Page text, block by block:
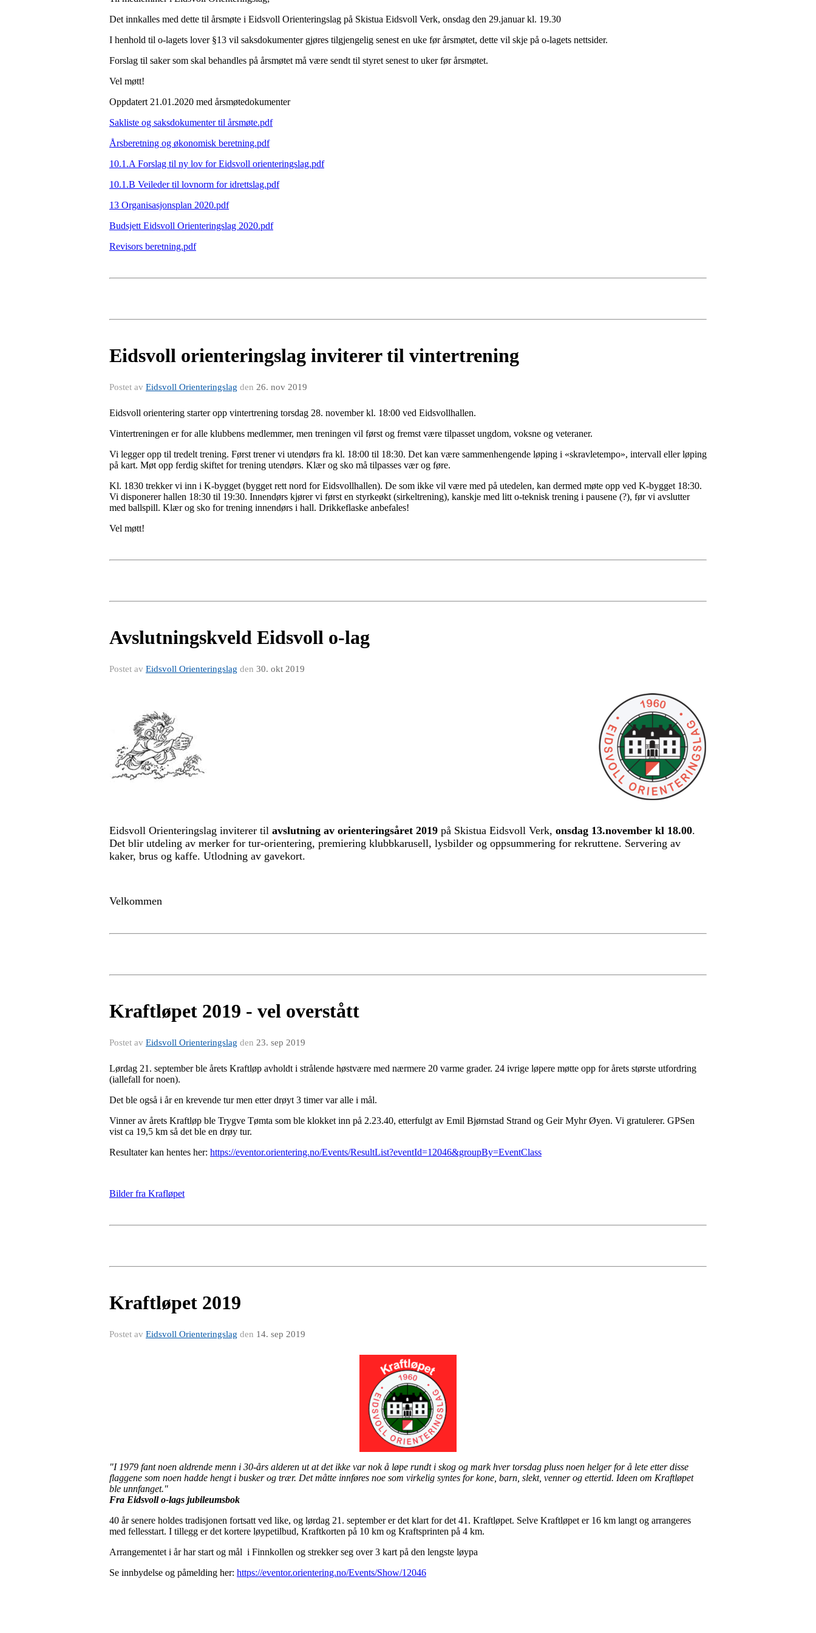
Det innkalles med dette til årsmøte i Eidsvoll Orienteringslag på Skistua Eidsvoll Verk, onsdag den 29.januar kl. 19.30
I henhold til o-lagets lover §13 vil saksdokumenter gjøres tilgjengelig senest en uke før årsmøtet, dette vil skje på o-lagets nettsider.
Forslag til saker som skal behandles på årsmøtet må være sendt til styret senest to uker før årsmøtet.
Vel møtt!
Oppdatert 21.01.2020 med årsmøtedokumenter
Sakliste og saksdokumenter til årsmøte.pdf
Årsberetning og økonomisk beretning.pdf
10.1.A Forslag til ny lov for Eidsvoll orienteringslag.pdf
10.1.B Veileder til lovnorm for idrettslag.pdf
13 Organisasjonsplan 2020.pdf
Budsjett Eidsvoll Orienteringslag 2020.pdf
Revisors beretning.pdf
Eidsvoll orienteringslag inviterer til vintertrening
Postet av Eidsvoll Orienteringslag den 26. nov 2019
Eidsvoll orientering starter opp vintertrening torsdag 28. november kl. 18:00 ved Eidsvollhallen.
Vintertreningen er for alle klubbens medlemmer, men treningen vil først og fremst være tilpasset ungdom, voksne og veteraner.
Vi legger opp til tredelt trening. Først trener vi utendørs fra kl. 18:00 til 18:30. Det kan være sammenhengende løping i «skravletempo», intervall eller løping
på kart. Møt opp ferdig skiftet for trening utendørs. Klær og sko må tilpasses vær og føre.
Kl. 1830 trekker vi inn i K-bygget (bygget rett nord for Eidsvollhallen). De som ikke vil være med på utedelen, kan dermed møte opp ved K-bygget 18:30.
Vi disponerer hallen 18:30 til 19:30. Innendørs kjører vi først en styrkeøkt (sirkeltrening), kanskje med litt o-teknisk trening i pausene (?), før vi avslutter
med ballspill. Klær og sko for trening innendørs i hall. Drikkeflaske anbefales!
Vel møtt!
Avslutningskveld Eidsvoll o-lag
Postet av Eidsvoll Orienteringslag den 30. okt 2019
Eidsvoll Orienteringslag inviterer til avslutning av orienteringsåret 2019 på Skistua Eidsvoll Verk, onsdag 13.november kl 18.00.
Det blir utdeling av merker for tur-orientering, premiering klubbkarusell, lysbilder og oppsummering for rekruttene. Servering av
kaker, brus og kaffe. Utlodning av gavekort.
Velkommen
Kraftløpet 2019 - vel overstått
Postet av Eidsvoll Orienteringslag den 23. sep 2019
Lørdag 21. september ble årets Kraftløp avholdt i strålende høstvære med nærmere 20 varme grader. 24 ivrige løpere møtte opp for årets største utfordring
(iallefall for noen).
Det ble også i år en krevende tur men etter drøyt 3 timer var alle i mål.
Vinner av årets Kraftløp ble Trygve Tømta som ble klokket inn på 2.23.40, etterfulgt av Emil Bjørnstad Strand og Geir Myhr Øyen. Vi gratulerer. GPSen
vist ca 19,5 km så det ble en drøy tur.
Resultater kan hentes her: https://eventor.orientering.no/Events/ResultList?eventId=12046&groupBy=EventClass
Bilder fra Krafløpet
Kraftløpet 2019
Postet av Eidsvoll Orienteringslag den 14. sep 2019
"I 1979 fant noen aldrende menn i 30-års alderen ut at det ikke var nok å løpe rundt i skog og mark hver torsdag pluss noen helger for å lete etter disse
flaggene som noen hadde hengt i busker og trær. Det måtte innføres noe som virkelig syntes for kone, barn, slekt, venner og ettertid. Ideen om Kraftløpet
ble unnfanget."
Fra Eidsvoll o-lags jubileumsbok
40 år senere holdes tradisjonen fortsatt ved like, og lørdag 21. september er det klart for det 41. Kraftløpet. Selve Kraftløpet er 16 km langt og arrangeres
med fellesstart. I tillegg er det kortere løypetilbud, Kraftkorten på 10 km og Kraftsprinten på 4 km.
Arrangementet i år har start og mål i Finnkollen og strekker seg over 3 kart på den lengste løypa
Se innbydelse og påmelding her: https://eventor.orientering.no/Events/Show/12046